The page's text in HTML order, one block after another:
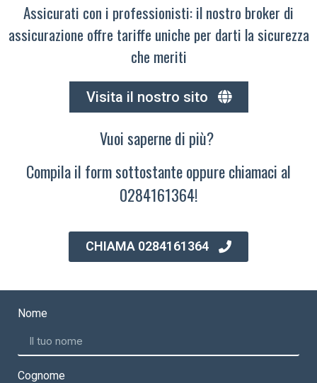
Assicurati con i professionisti: il nostro broker di
assicurazione offre tariffe uniche per darti la sicurezza
che meriti
Visita il nostro sito
Vuoi saperne di più?
Compila il form sottostante oppure chiamaci al
0284161364!
CHIAMA 0284161364
Nome
Cognome